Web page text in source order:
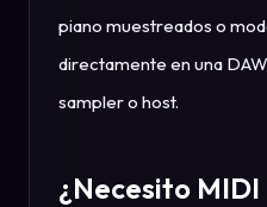
piano muestreados o
directamente en una
sampler o host.
¿Necesito